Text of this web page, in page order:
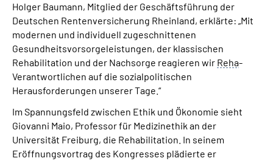
Holger Baumann, Mitglied der Geschäftsführung der
Deutschen Rentenversicherung Rheinland, erklärte: „Mit
modernen und individuell zugeschnittenen
Gesundheitsvorsorgeleistungen, der klassischen
Rehabilitation und der Nachsorge reagieren wir Reha-
Verantwortlichen auf die sozialpolitischen
Herausforderungen unserer Tage.“
Im Spannungsfeld zwischen Ethik und Ökonomie sieht
Giovanni Maio, Professor für Medizinethik an der
Universität Freiburg, die Rehabilitation. In seinem
Eröffnungsvortrag des Kongresses plädierte er